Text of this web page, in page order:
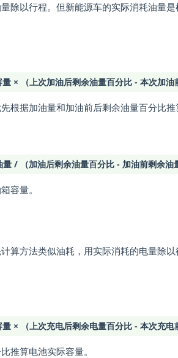
除以行程。但新能源车的实际消耗油量
× （上次加油后剩余油量百分比 - 本次加油
根据加油量和加油前后剩余油量百分比推
/ （加油后剩余油量百分比 - 加油前剩余油
容量。
算方法类似油耗，用实际消耗的电量除
× （上次充电后剩余电量百分比 - 本次充电
推算电池实际容量。